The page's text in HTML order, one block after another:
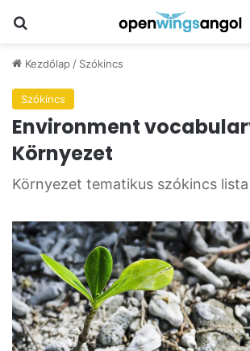
Kezdőlap / Szókincs
Szókincs
Environment
Környezet
Környezet tematikus szókincs lista